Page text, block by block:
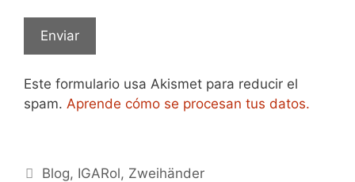
Este formulario usa Akismet para reducir el
spam. Aprende cómo se procesan tus datos.
Categorías
Blog, IGARol, Zweihänder